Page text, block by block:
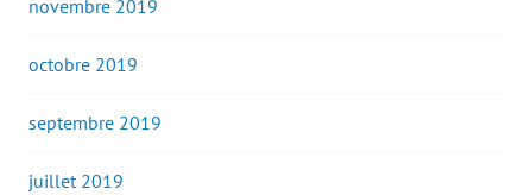
novembre 2019
octobre 2019
septembre 2019
juillet 2019